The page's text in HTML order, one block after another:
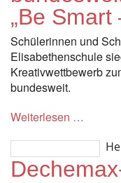
„Be Smart
Schülerinnen und
Elisabethenschule
Kreativwettbewerb
bundesweit.
Weiterlesen …